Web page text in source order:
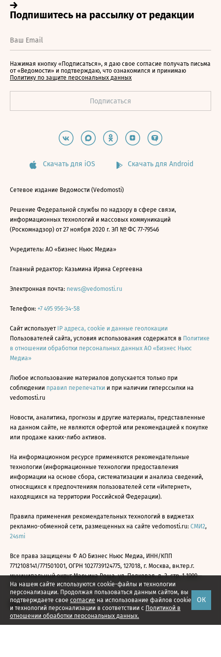
На нашем сайте используются cookie-файлы и технологии
персонализации. Продолжая пользоваться данным сайтом, вы
подтверждаете свое согласие на использование файлов cookie
и технологий персонализации в соответствии с Политикой в
отношении обработки персональных данных.
ОК
Нажимая кнопку «Подписаться», я даю свое согласие получать письма
от «Ведомости» и подтверждаю, что ознакомился и принимаю
Политику по защите персональных данных
Скачать для iOS Скачать для Android
Сетевое издание Ведомости (Vedomosti)
Решение Федеральной службы по надзору в сфере связи,
информационных технологий и массовых коммуникаций
(Роскомнадзор) от 27 ноября 2020 г. ЭЛ № ФС 77-79546
Учредитель: АО «Бизнес Ньюс Медиа»
Главный редактор: Казьмина Ирина Сергеевна
Электронная почта: news@vedomosti.ru
Телефон: +7 495 956-34-58
Сайт использует IP адреса, cookie и данные геолокации
Пользователей сайта, условия использования содержатся в Политике
в отношении обработки персональных данных АО «Бизнес Ньюс
Медиа»
Любое использование материалов допускается только при
соблюдении правил перепечатки и при наличии гиперссылки на
vedomosti.ru
Новости, аналитика, прогнозы и другие материалы, представленные
на данном сайте, не являются офертой или рекомендацией к покупке
или продаже каких-либо активов.
На информационном ресурсе применяются рекомендательные
технологии (информационные технологии предоставления
информации на основе сбора, систематизации и анализа сведений,
относящихся к предпочтениям пользователей сети «Интернет»,
находящихся на территории Российской Федерации).
Правила применения рекомендательных технологий в виджетах
рекламно-обменной сети, размещенных на сайте vedomosti.ru: СМИ2,
24smi
Все права защищены © АО Бизнес Ньюс Медиа, ИНН/КПП
7712108141/771501001, ОГРН 1027739124775, 127018, г. Москва, вн.тер.г.
муниципальный округ Марьина Роща, ул. Полковая, д. 3, стр. 1 1999—
2026